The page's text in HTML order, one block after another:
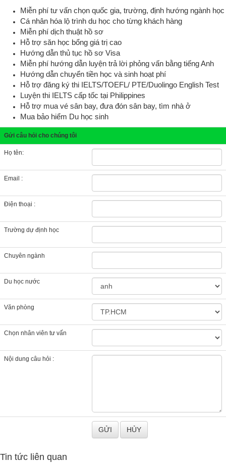
Miễn phí tư vấn chọn quốc gia, trường, định hướng ngành học
Cá nhân hóa lộ trình du học cho từng khách hàng
Miễn phí dịch thuật hồ sơ
Hỗ trợ săn học bổng giá trị cao
Hướng dẫn thủ tục hồ sơ Visa
Miễn phí hướng dẫn luyện trả lời phỏng vấn bằng tiếng Anh
Hướng dẫn chuyển tiền học và sinh hoạt phí
Hỗ trợ đăng ký thi IELTS/TOEFL/ PTE/Duolingo English Test
Luyện thi IELTS cấp tốc tại Philippines
Hỗ trợ mua vé sân bay, đưa đón sân bay, tìm nhà ở
Mua bảo hiểm Du học sinh
Gửi câu hỏi cho chúng tôi
Họ tên:
Email :
Điện thoại :
Trường dự định học
Chuyên ngành
Du học nước
Văn phòng
Chọn nhân viên tư vấn
Nội dung câu hỏi :
Tin tức liên quan